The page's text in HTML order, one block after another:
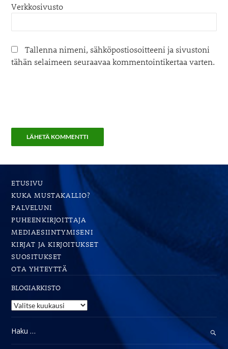
Verkkosivusto
Tallenna nimeni, sähköpostiosoitteeni ja sivustoni
tähän selaimeen seuraavaa kommentointikertaa varten.
ETUSIVU
KUKA MUSTAKALLIO?
PALVELUNI
PUHEENKIRJOITTAJA
MEDIAESIINTYMISENI
KIRJAT JA KIRJOITUKSET
SUOSITUKSET
OTA YHTEYTTÄ
BLOGIARKISTO
Blogiarkisto
Haku: